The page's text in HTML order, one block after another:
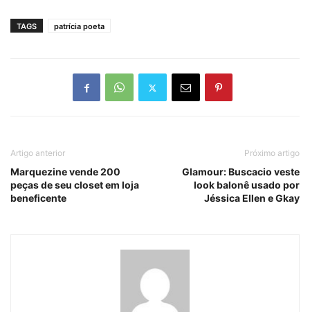
TAGS patrícia poeta
Artigo anterior
Marquezine vende 200
peças de seu closet em loja
beneficente
Próximo artigo
Glamour: Buscacio veste
look balonê usado por
Jéssica Ellen e Gkay